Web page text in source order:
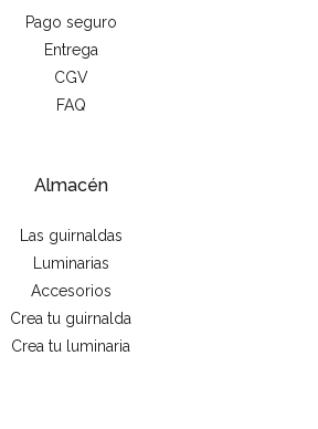
Pago seguro
Entrega
CGV
FAQ
Almacén
Las guirnaldas
Luminarias
Accesorios
Crea tu guirnalda
Crea tu luminaria